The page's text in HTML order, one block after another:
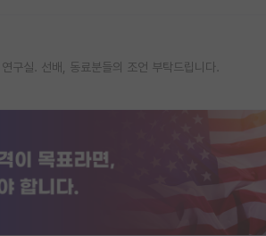
구실. 선배, 동료분들의 조언 부탁드립니다.